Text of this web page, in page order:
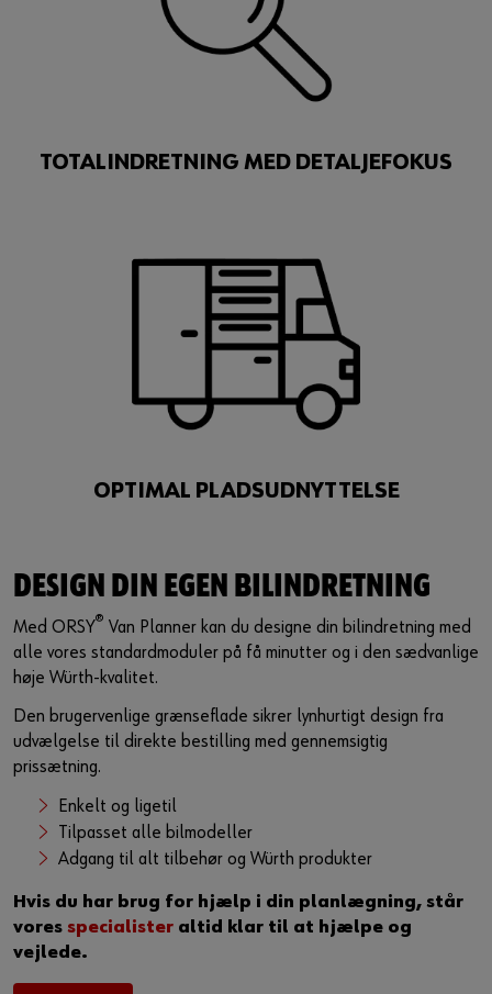
TOTALINDRETNING MED DETALJEFOKUS
OPTIMAL PLADSUDNYTTELSE
DESIGN DIN EGEN BILINDRETNING
Med ORSY® Van Planner kan du designe din bilindretning med
alle vores standardmoduler på få minutter og i den sædvanlige
høje Würth-kvalitet.
Den brugervenlige grænseflade sikrer lynhurtigt design fra
udvælgelse til direkte bestilling med gennemsigtig
prissætning.
Enkelt og ligetil
Tilpasset alle bilmodeller
Adgang til alt tilbehør og Würth produkter
Hvis du har brug for hjælp i din planlægning, står
vores specialister altid klar til at hjælpe og
vejlede.